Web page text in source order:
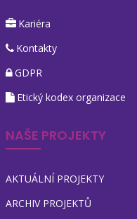
Kariéra
Kontakty
GDPR
Etický kodex organizace
NAŠE PROJEKTY
AKTUÁLNÍ PROJEKTY
ARCHIV PROJEKTŮ